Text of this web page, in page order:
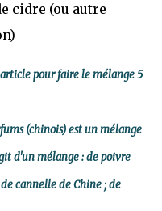
cidre (ou autre
pour faire le mélange 5
(chinois) est un mélange
d'un mélange : de poivre
cannelle de Chine ; de